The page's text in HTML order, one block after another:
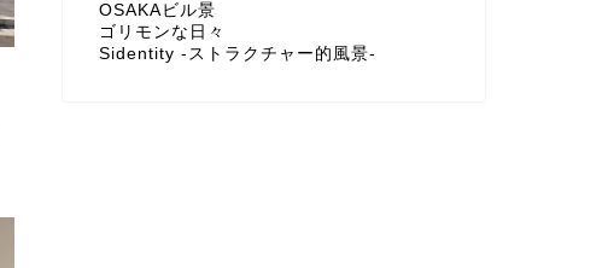
OSAKAビル景
ゴリモンな日々
Sidentity -ストラクチャー的風景-